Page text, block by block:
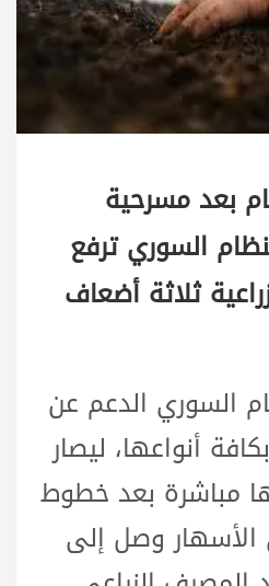
بعد مسرحية
السوري ترفع
ثلاثة أضعاف
السوري الدعم عن
أنواعها، ليصار
مباشرة بعد خطوط
الأسهار وصل إلى